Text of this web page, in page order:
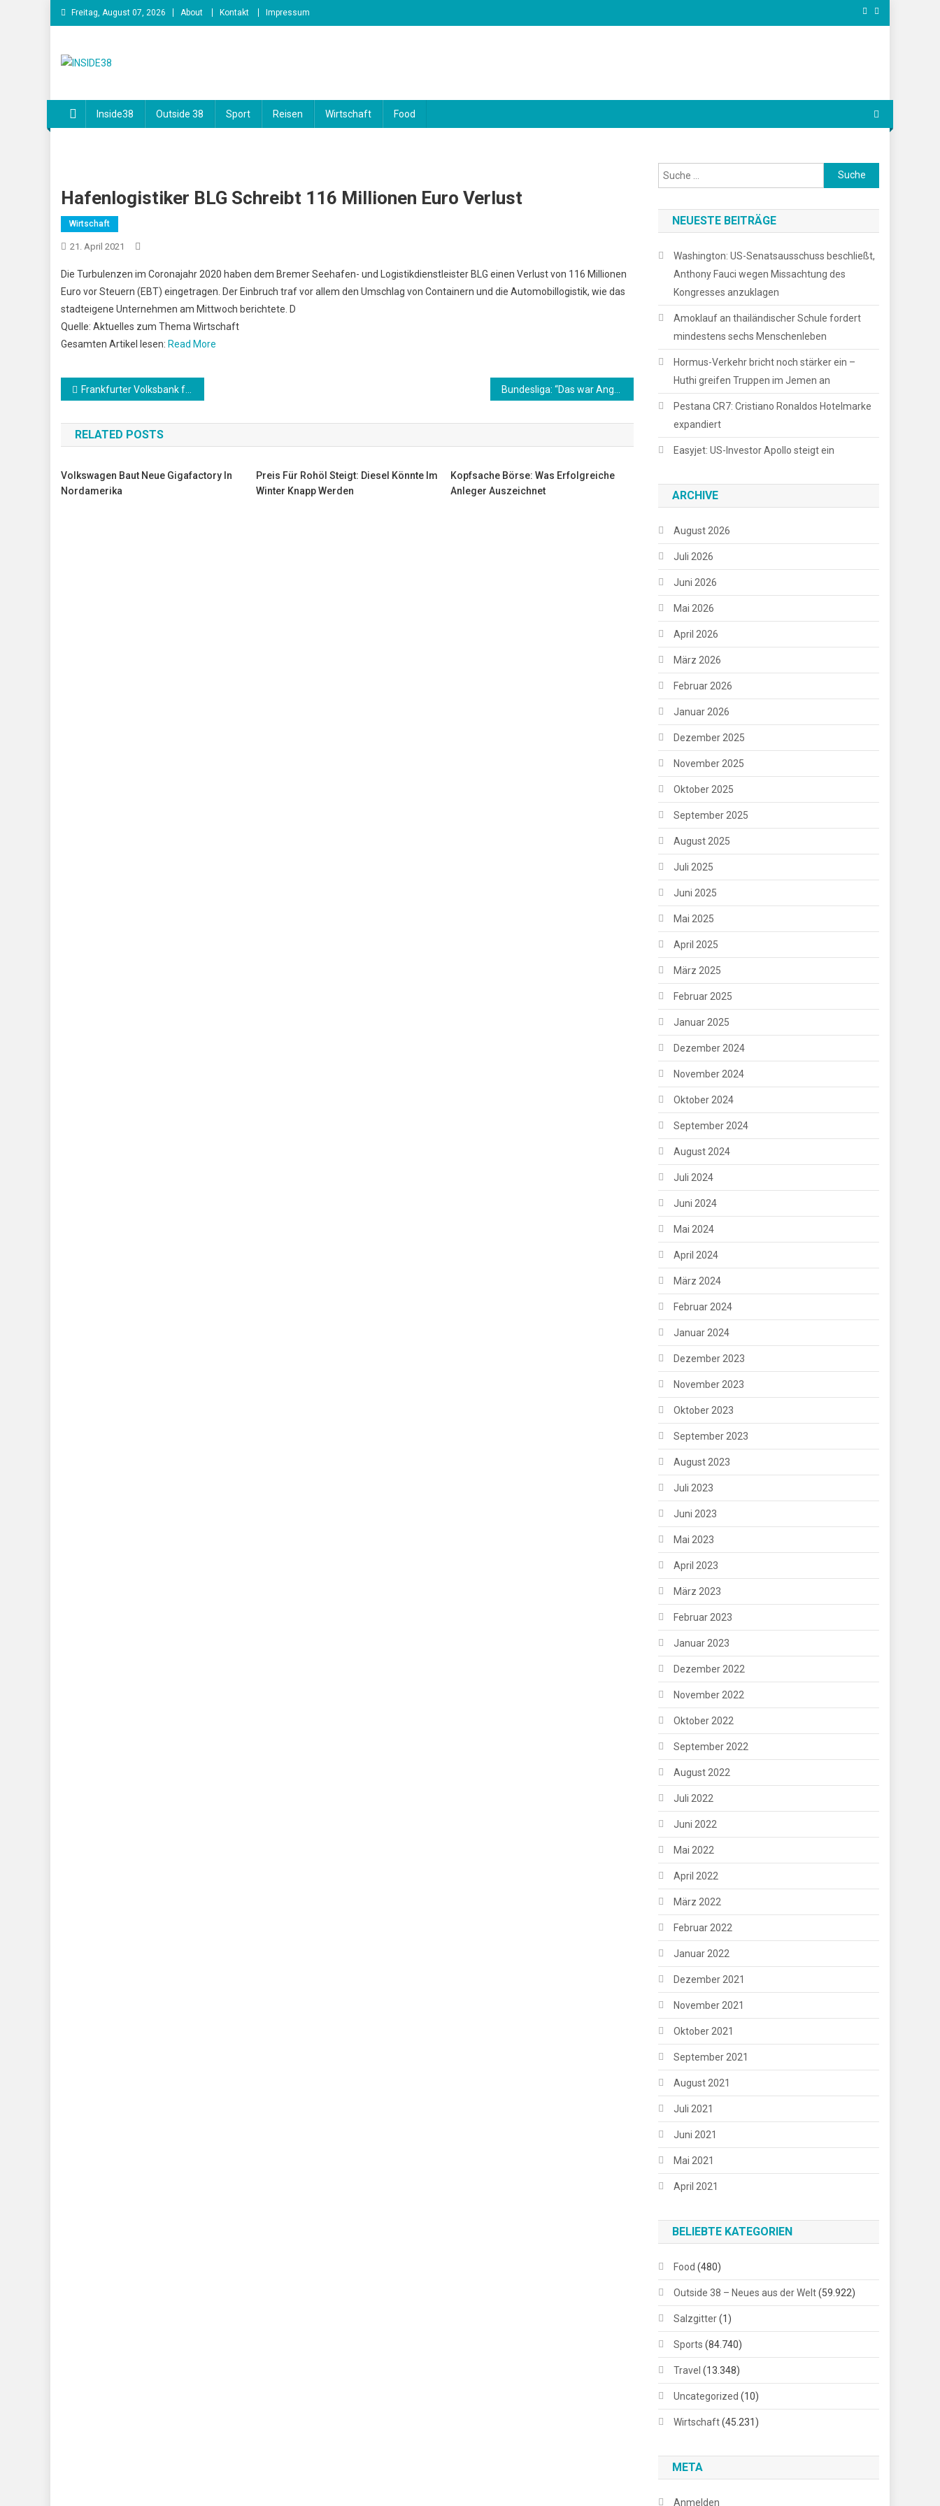
Skip
to
Freitag, August 07, 2026 About Kontakt Impressum
Inside38 Outside 38 Sport Reisen Wirtschaft Food
Hafenlogistiker BLG Schreibt 116 Millionen Euro Verlust
Wirtschaft
21. April 2021
Die Turbulenzen im Coronajahr 2020 haben dem Bremer Seehafen- und Logistikdienstleister BLG einen Verlust von 116 Millionen
Euro vor Steuern (EBT) eingetragen. Der Einbruch traf vor allem den Umschlag von Containern und die Automobillogistik, wie das
stadteigene Unternehmen am Mittwoch berichtete. D
Quelle: Aktuelles zum Thema Wirtschaft
Gesamten Artikel lesen: Read More
Beitrags-
Navigation
Frankfurter Volksbank fusioniert mit VR-Bank in Alzenau
RELATED POSTS
Volkswagen Baut Neue Gigafactory In
Nordamerika
Preis Für Rohöl Steigt: Diesel Könnte Im
Winter Knapp Werden
Kopfsache Börse: Was Erfolgreiche
Anleger Auszeichnet
Suche
nach:
NEUESTE BEITRÄGE
Washington: US-Senatsausschuss beschließt,
Anthony Fauci wegen Missachtung des
Kongresses anzuklagen
Amoklauf an thailändischer Schule fordert
mindestens sechs Menschenleben
Hormus-Verkehr bricht noch stärker ein –
Huthi greifen Truppen im Jemen an
Pestana CR7: Cristiano Ronaldos Hotelmarke
expandiert
Easyjet: US-Investor Apollo steigt ein
ARCHIVE
August 2026
Juli 2026
Juni 2026
Mai 2026
April 2026
März 2026
Februar 2026
Januar 2026
Dezember 2025
November 2025
Oktober 2025
September 2025
August 2025
Juli 2025
Juni 2025
Mai 2025
April 2025
März 2025
Februar 2025
Januar 2025
Dezember 2024
November 2024
Oktober 2024
September 2024
August 2024
Juli 2024
Juni 2024
Mai 2024
April 2024
März 2024
Februar 2024
Januar 2024
Dezember 2023
November 2023
Oktober 2023
September 2023
August 2023
Juli 2023
Juni 2023
Mai 2023
April 2023
März 2023
Februar 2023
Januar 2023
Dezember 2022
November 2022
Oktober 2022
September 2022
August 2022
Juli 2022
Juni 2022
Mai 2022
April 2022
März 2022
Februar 2022
Januar 2022
Dezember 2021
November 2021
Oktober 2021
September 2021
August 2021
Juli 2021
Juni 2021
Mai 2021
April 2021
BELIEBTE KATEGORIEN
Food (480)
Outside 38 – Neues aus der Welt(59.922)
Salzgitter(1)
Sports (84.740)
Travel (13.348)
Uncategorized (10)
Wirtschaft(45.231)
META
Anmelden